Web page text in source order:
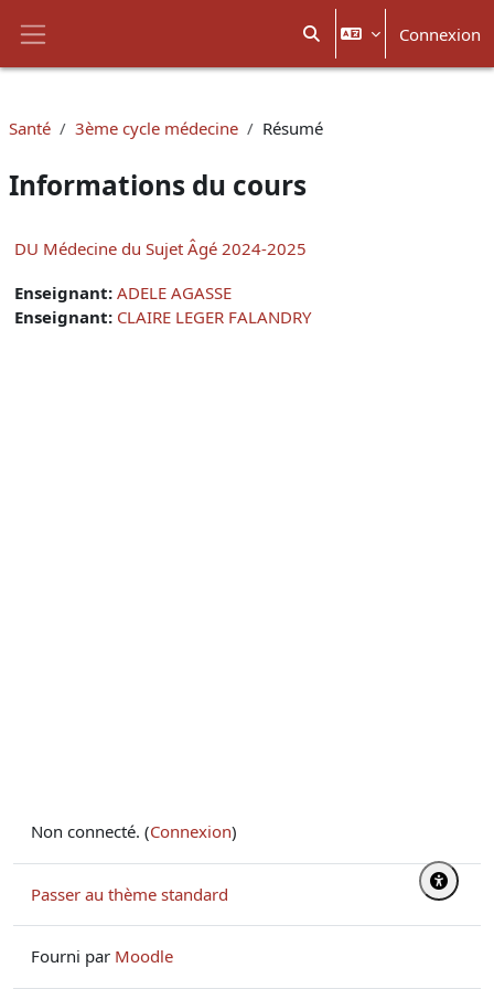
Activer/désactiver la
Connexion
Santé 3ème cycle médecine Résumé
Informations du cours
DU Médecine du Sujet Âgé 2024-2025
Enseignant: ADELE AGASSE
Enseignant: CLAIRE LEGER FALANDRY
Non connecté. (Connexion)
Passer au thème standard
Fourni par Moodle